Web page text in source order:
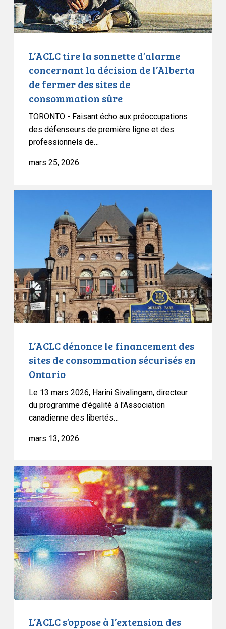
de
l’Alberta
de
sites
consommation
L’ACLC tire la sonnette d’alarme
concernant la décision de l’Alberta
de fermer des sites de
consommation sûre
TORONTO - Faisant écho aux préoccupations
des défenseurs de première ligne et des
professionnels de…
mars 25, 2026
L’ACLC
financement
de
consommation
sécurisés
en
L’ACLC dénonce le financement des
sites de consommation sécurisés en
Ontario
Le 13 mars 2026, Harini Sivalingam, directeur
du programme d'égalité à l'Association
canadienne des libertés…
mars 13, 2026
L’ACLC
s’oppose
à
l’extension
des
pouvoirs
d’arrestation
aux
agents
spéciaux
L’ACLC s’oppose à l’extension des